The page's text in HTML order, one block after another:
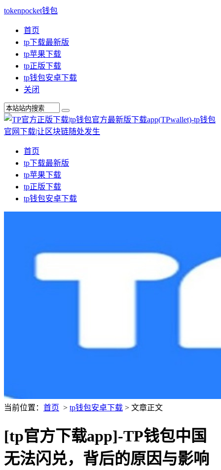
tokenpocket钱包
首页
tp下载最新版
tp苹果下载
tp正版下载
tp钱包安卓下载
关闭
首页
tp下载最新版
tp苹果下载
tp正版下载
tp钱包安卓下载
当前位置： 首页 > tp钱包安卓下载 > 文章正文
[tp官方下载app]-TP钱包中国
无法闪兑，背后的原因与影响